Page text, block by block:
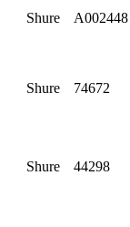
Shure A002448
Shure 74672
Shure 44298